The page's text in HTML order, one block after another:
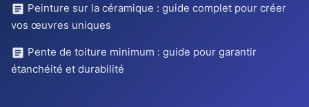
Peinture sur la céramique : guide complet pour créer
vos œuvres uniques
Pente de toiture minimum : guide pour garantir
étanchéité et durabilité